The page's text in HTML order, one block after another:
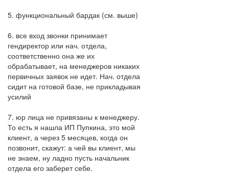
5. функциональный бардак (см. выше)
6. все вход звонки принимает
гендиректор или нач. отдела,
соответственно она же их
обрабатывает, на менеджеров никаких
первичных заявок не идет. Нач. отдела
сидит на готовой базе, не прикладывая
усилий
7. юр лица не привязаны к менеджеру.
То есть я нашла ИП Пупкина, это мой
клиент, а через 5 месяцев, когда он
позвонит, скажут: а чей вы клиент, мы
не знаем, ну ладно пусть начальник
отдела его заберет себе.